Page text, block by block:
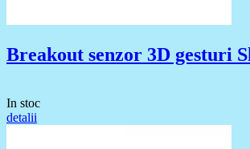
Breakout senzor 3D gesturi
In stoc
detalii